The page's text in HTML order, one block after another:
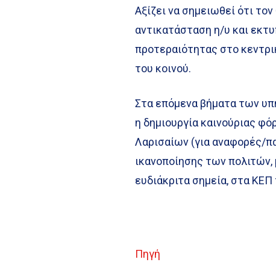
Αξίζει να σημειωθεί ότι
αντικατάσταση η/υ και
προτεραιότητας στο
του κοινού.
Στα επόμενα βήματα των
η δημιουργία καινούριας
Λαρισαίων (για αναφορές/
ικανοποίησης των
ευδιάκριτα σημεία, στα
Πηγή